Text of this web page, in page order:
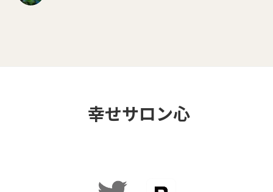
幸せサロン心